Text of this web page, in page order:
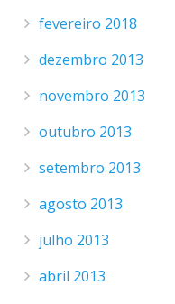
fevereiro 2018
dezembro 2013
novembro 2013
outubro 2013
setembro 2013
agosto 2013
julho 2013
abril 2013